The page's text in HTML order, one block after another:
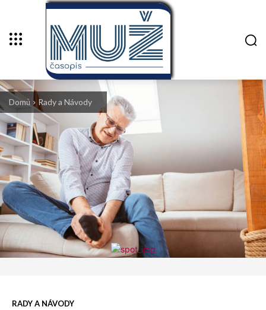
Domů Rady a Návody
RADY A NÁVODY